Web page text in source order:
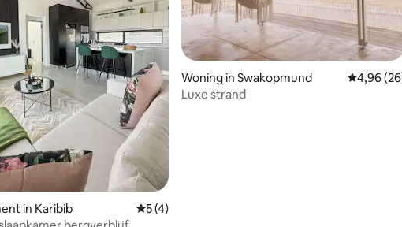
van 4,86 uit 5, 21 recensies
in Karibib Gemiddelde beoordeling van 5 uit 5, 4 recensies
5 (4)
Woning in Swakopmund
4,96
Luxe strand